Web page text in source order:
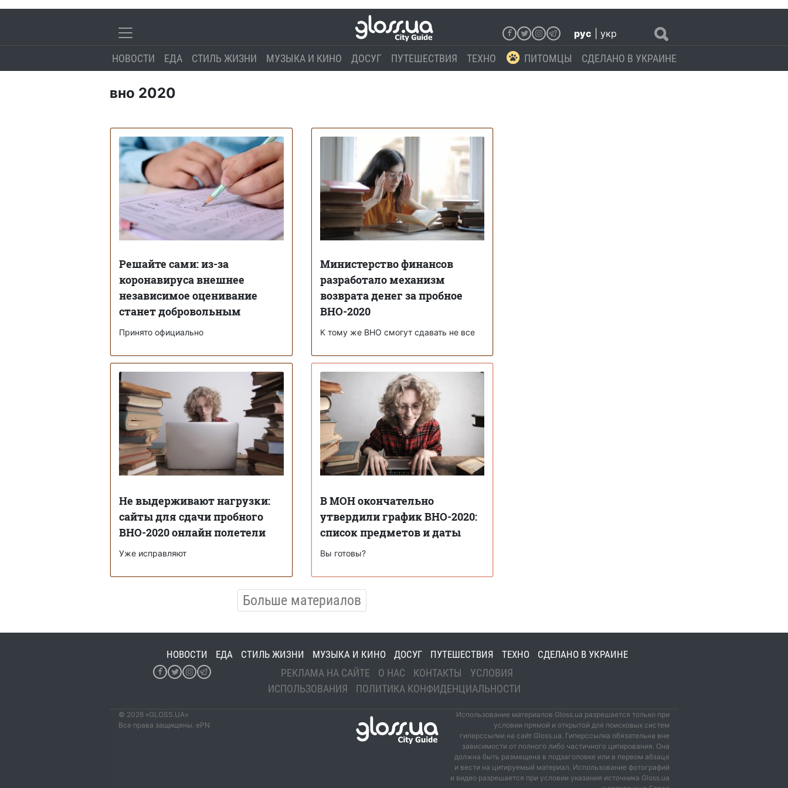
рус укр
НОВОСТИ ЕДА СТИЛЬ ЖИЗНИ МУЗЫКА И КИНО ДОСУГ ПУТЕШЕСТВИЯ ТЕХНО ПИТОМЦЫ СДЕЛАНО В УКРАИНЕ
вно 2020
Решайте сами: из-за
коронавируса внешнее
независимое оценивание
станет добровольным
Принято официально
Министерство финансов
разработало механизм
возврата денег за пробное
ВНО-2020
К тому же ВНО смогут сдавать не все
Не выдерживают нагрузки:
сайты для сдачи пробного
ВНО-2020 онлайн полетели
Уже исправляют
В МОН окончательно
утвердили график ВНО-2020:
список предметов и даты
Вы готовы?
Больше материалов
НОВОСТИ ЕДА СТИЛЬ ЖИЗНИ МУЗЫКА И КИНО ДОСУГ ПУТЕШЕСТВИЯ ТЕХНО СДЕЛАНО В УКРАИНЕ
РЕКЛАМА НА САЙТЕ О НАС КОНТАКТЫ
УСЛОВИЯ
ИСПОЛЬЗОВАНИЯ
ПОЛИТИКА КОНФИДЕНЦИАЛЬНОСТИ
© 2026 «GLOSS.UA»
Все права защищены. ePN
Использование материалов Gloss.ua разрешается только при
условии прямой и открытой для поисковых систем
гиперссылки на сайт Gloss.ua. Гиперссылка обязательна вне
зависимости от полного либо частичного цитирования. Она
должна быть размещена в подзаголовке или в первом абзаце
и вести на цитируемый материал. Использование фотографий
и видео разрешается при условии указания источника Gloss.ua